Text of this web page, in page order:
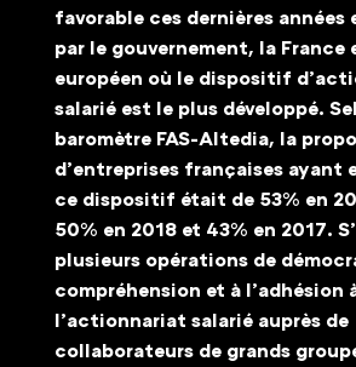
favorable ces dernières années
par le gouvernement, la France
européen où le dispositif
salarié est le plus développé.
baromètre FAS-Altedia, la
d’entreprises françaises ayant
ce dispositif était de 53% en
50% en 2018 et 43% en 2017.
plusieurs opérations de
compréhension et à l’adhésion
l’actionnariat salarié auprès de
collaborateurs de grands